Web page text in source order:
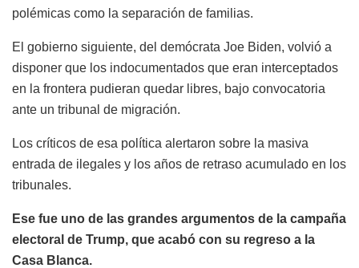
polémicas como la separación de familias.
El gobierno siguiente, del demócrata Joe Biden, volvió a
disponer que los indocumentados que eran interceptados
en la frontera pudieran quedar libres, bajo convocatoria
ante un tribunal de migración.
Los críticos de esa política alertaron sobre la masiva
entrada de ilegales y los años de retraso acumulado en los
tribunales.
Ese fue uno de las grandes argumentos de la campaña
electoral de Trump, que acabó con su regreso a la
Casa Blanca.